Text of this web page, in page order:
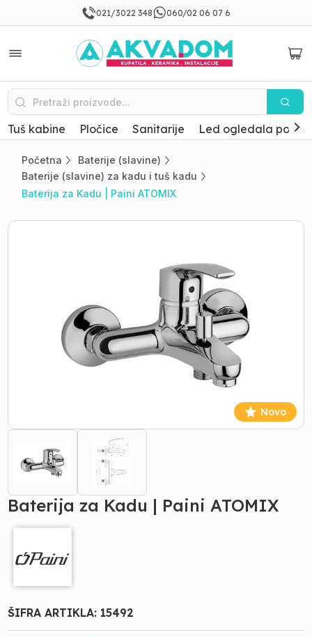
021/3022 348 060/02 06 07 6
Tuš kabine Pločice Sanitarije Led ogledala po
Početna
Baterije (slavine)
Baterije (slavine) za kadu i tuš kadu
Baterija za Kadu | Paini ATOMIX
Novo
Baterija za Kadu | Paini ATOMIX
ŠIFRA ARTIKLA: 15492